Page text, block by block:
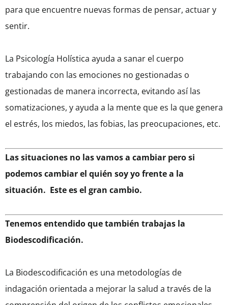
para que encuentre nuevas formas de pensar, actuar y
sentir.
La Psicología Holística ayuda a sanar el cuerpo
trabajando con las emociones no gestionadas o
gestionadas de manera incorrecta, evitando así las
somatizaciones, y ayuda a la mente que es la que genera
el estrés, los miedos, las fobias, las preocupaciones, etc.
Las situaciones no las vamos a cambiar pero si
podemos cambiar el quién soy yo frente a la
situación. Este es el gran cambio.
Tenemos entendido que también trabajas la
Biodescodificación.
La Biodescodificación es una metodologías de
indagación orientada a mejorar la salud a través de la